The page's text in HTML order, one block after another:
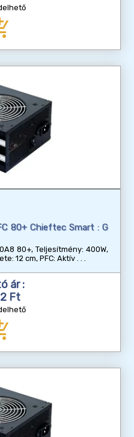
80+ Chieftec Smart : G
80+, Teljesítmény: 400W,
12 cm, PFC: Aktív
ár :
Ft